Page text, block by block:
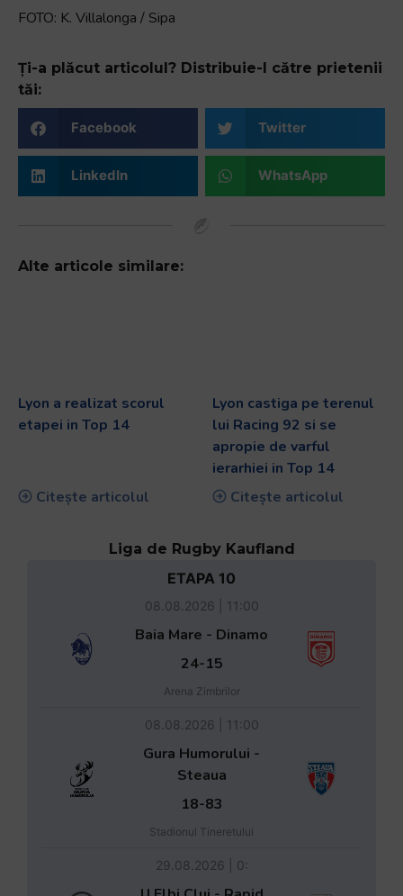
FOTO: K. Villalonga / Sipa
Ți-a plăcut articolul? Distribuie-l către prietenii
tăi:
Facebook Twitter
LinkedIn WhatsApp
Alte articole similare:
Lyon a realizat scorul
etapei in Top 14
Citește articolul
Lyon castiga pe terenul
lui Racing 92 si se
apropie de varful
ierarhiei in Top 14
Citește articolul
Liga de Rugby Kaufland
ETAPA 10
08.08.2026 | 11:00
Baia Mare - Dinamo
24-15
Arena Zimbrilor
08.08.2026 | 11:00
Gura Humorului -
Steaua
18-83
Stadionul Tineretului
29.08.2026 | 0: